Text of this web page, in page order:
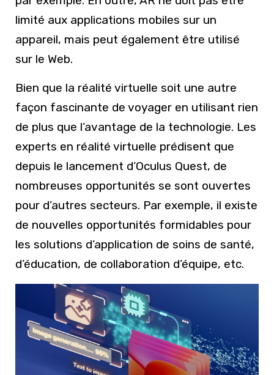
limité aux applications mobiles sur un
appareil, mais peut également être utilisé
sur le Web.
Bien que la réalité virtuelle soit une autre
façon fascinante de voyager en utilisant rien
de plus que l’avantage de la technologie. Les
experts en réalité virtuelle prédisent que
depuis le lancement d’Oculus Quest, de
nombreuses opportunités se sont ouvertes
pour d’autres secteurs. Par exemple, il existe
de nouvelles opportunités formidables pour
les solutions d’application de soins de santé,
d’éducation, de collaboration d’équipe, etc.